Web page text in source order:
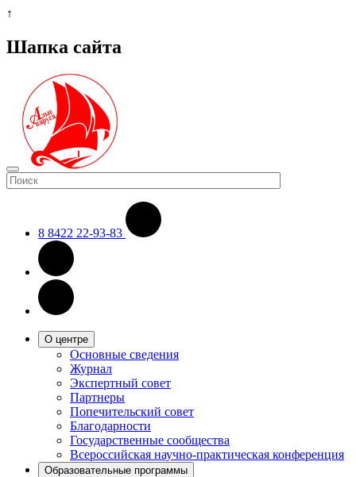
↑
Шапка сайта
8 8422 22-93-83
О центре
Основные сведения
Журнал
Экспертный совет
Партнеры
Попечительский совет
Благодарности
Государственные сообщества
Всероссийская научно-практическая конференция
Образовательные программы